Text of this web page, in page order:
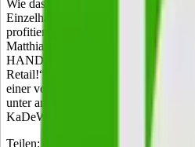
Wie das funktionieren kann, wie auch
Einzelhandel von neuen
profitiert und was heute schon
Matthias Hofmann im Rahmen des
HANDEL?Multi Channel, Cross
Retail!“ am 13. März im Soho
einer von mehreren Sprechern aus
unter anderem von Nike, Ikea,
KaDeWe.
Teilen: